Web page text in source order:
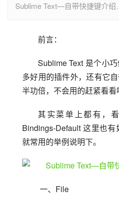
Sublime Text—自带快捷键介
前言：
Sublime Text 是个小
多好用的插件外，还有它
半功倍，不会用的赶紧看看
其实菜单上都有，
Bindings-Default 这里也
就常用的举例说明下。
一、File